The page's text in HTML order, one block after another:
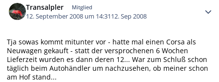
Transalpler Mitglied
12. September 2008 um 14:3112. Sep 2008
Tja sowas kommt mitunter vor - hatte mal einen Corsa als
Neuwagen gekauft - statt der versprochenen 6 Wochen
Lieferzeit wurden es dann deren 12... War zum Schluß schon
täglich beim Autohändler um nachzusehen, ob meiner schon
am Hof stand...